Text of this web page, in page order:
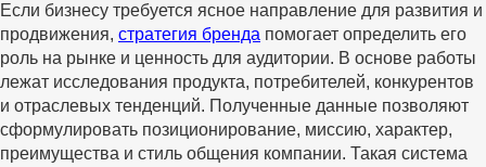
Если бизнесу требуется ясное направление для развития и
продвижения, стратегия бренда помогает определить его
роль на рынке и ценность для аудитории. В основе работы
лежат исследования продукта, потребителей, конкурентов
и отраслевых тенденций. Полученные данные позволяют
сформулировать позиционирование, миссию, характер,
преимущества и стиль общения компании. Такая система